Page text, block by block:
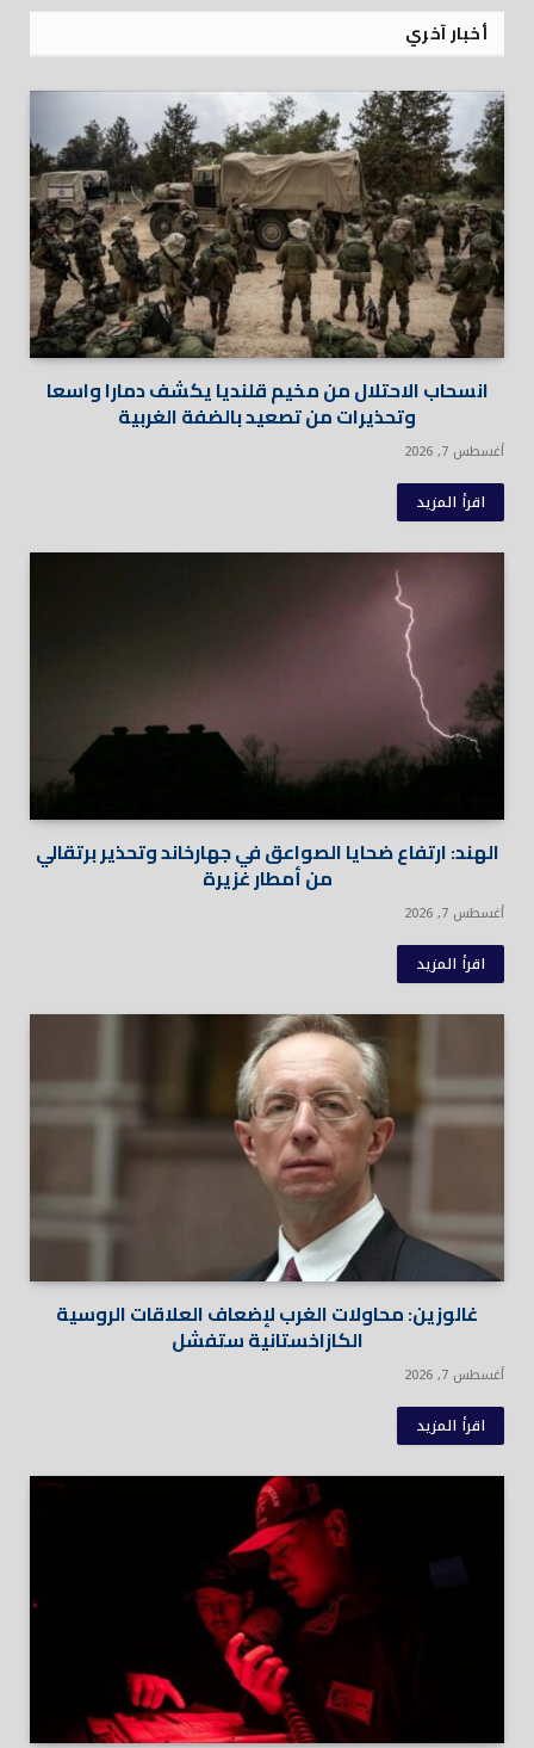
أخبار آخري
انسحاب الاحتلال من مخيم قلنديا يكشف دمارا واسعا
وتحذيرات من تصعيد بالضفة الغربية
أغسطس 7, 2026
اقرأ المزيد
الهند: ارتفاع ضحايا الصواعق في جهارخاند وتحذير برتقالي
من أمطار غزيرة
أغسطس 7, 2026
اقرأ المزيد
غالوزين: محاولات الغرب لإضعاف العلاقات الروسية
الكازاخستانية ستفشل
أغسطس 7, 2026
اقرأ المزيد